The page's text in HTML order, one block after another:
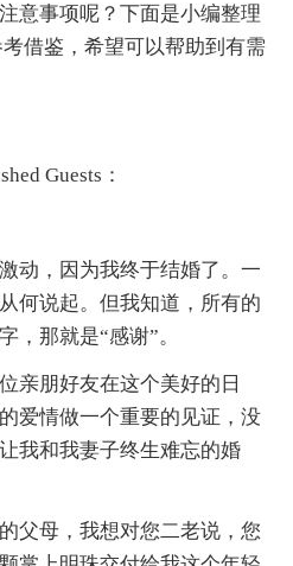
意事项呢？下面是小编整理
借鉴，希望可以帮助到有需
Guests：
动，因为我终于结婚了。一
何说起。但我知道，所有的
，那就是“感谢”。
亲朋好友在这个美好的日
爱情做一个重要的见证，没
我和我妻子终生难忘的婚
父母，我想对您二老说，您